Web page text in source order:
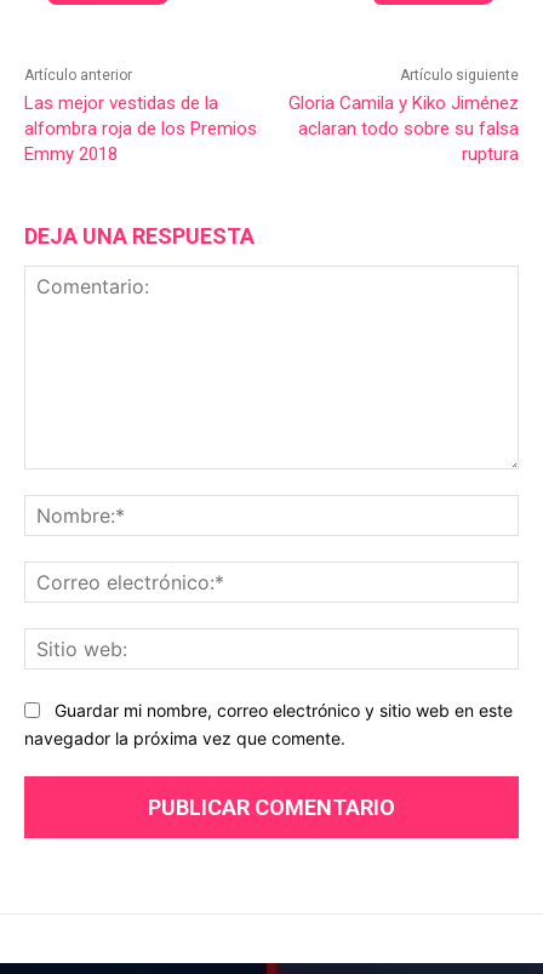
Artículo anterior
Las mejor vestidas de la
alfombra roja de los Premios
Emmy 2018
Artículo siguiente
Gloria Camila y Kiko Jiménez
aclaran todo sobre su falsa
ruptura
DEJA UNA RESPUESTA
Guardar mi nombre, correo electrónico y sitio web en este
navegador la próxima vez que comente.